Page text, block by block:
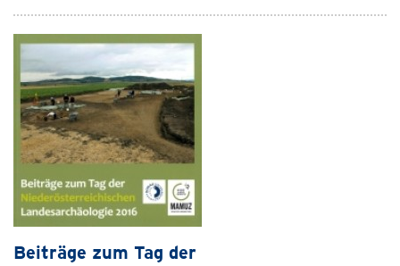
Beiträge zum Tag der